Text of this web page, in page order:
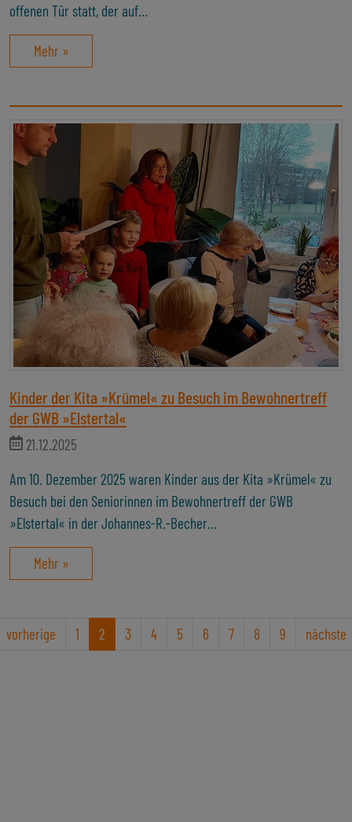
offenen Tür statt, der auf…
Mehr »
Kinder der Kita »Krümel« zu Besuch im Bewohnertreff
der GWB »Elstertal«
21.12.2025
Am 10. Dezember 2025 waren Kinder aus der Kita »Krümel« zu
Besuch bei den Seniorinnen im Bewohnertreff der GWB
»Elstertal« in der Johannes-R.-Becher…
Mehr »
vorherige 1 2 3 4 5 6 7 8 9 nächste